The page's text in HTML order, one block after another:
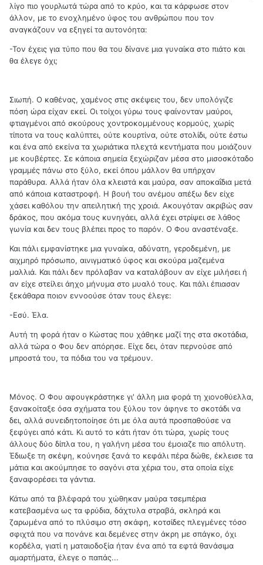
λίγο πιο γουρλωτά τώρα από το κρύο, και τα κάρφωσε στον
άλλον, με το ενοχλημένο ύφος του ανθρώπου που τον
αναγκάζουν να εξηγεί τα αυτονόητα:
-Τον έχεις για τύπο που θα του δίνανε μια γυναίκα στο πιάτο και
θα έλεγε όχι;
Σιωπή. Ο καθένας, χαμένος στις σκέψεις του, δεν υπολόγιζε
πόση ώρα είχαν εκεί. Οι τοίχοι γύρω τους φαίνονταν μαύροι,
φτιαγμένοι από σκούρους χοντροκομμένους κορμούς, χωρίς
τίποτα να τους καλύπτει, ούτε κουρτίνα, ούτε στολίδι, ούτε έστω
και ένα από εκείνα τα χωριάτικα πλεχτά κεντήματα που μοιάζουν
με κουβέρτες. Σε κάποια σημεία ξεχώριζαν μέσα στο μισοσκόταδο
γραμμές πάνω στο ξύλο, εκεί όπου μάλλον θα υπήρχαν
παράθυρα. Αλλά ήταν όλα κλειστά και μαύρα, σαν αποκαΐδια μετά
από κάποια καταστροφή. Η βουή του ανέμου απέξω δεν είχε
χάσει καθόλου την απειλητική της χροιά. Ακουγόταν ακριβώς σαν
δράκος, που ακόμα τους κυνηγάει, αλλά έχει στρίψει σε λάθος
γωνία και δεν τους βλέπει προς το παρόν. Ο Φου αναστέναξε.
Και πάλι εμφανίστηκε μια γυναίκα, αδύνατη, γεροδεμένη, με
αιχμηρό πρόσωπο, αινιγματικό ύφος και σκούρα μαζεμένα
μαλλιά. Και πάλι δεν πρόλαβαν να καταλάβουν αν είχε μιλήσει ή
αν είχε στείλει άηχο μήνυμα στο μυαλό τους. Και πάλι έπιασαν
ξεκάθαρα ποιον εννοούσε όταν τους έλεγε:
-Εσύ. Έλα.
Αυτή τη φορά ήταν ο Κώστας που χάθηκε μαζί της στα σκοτάδια,
αλλά τώρα ο Φου δεν απόρησε. Είχε δει, όταν περνούσε από
μπροστά του, τα πόδια του να τρέμουν.
Μόνος. Ο Φου αφουγκράστηκε γι' άλλη μια φορά τη χιονοθύελλα,
ξανακοίταξε όσα σχήματα του ξύλου τον άφηνε το σκοτάδι να
δει, αλλά συνειδητοποίησε ότι με όλα αυτά προσπαθούσε να
ξεφύγει από κάτι. Κι αυτό το κάτι ήταν ότι τώρα, χωρίς τους
άλλους δύο δίπλα του, η γαλήνη μέσα του έμοιαζε πιο απόλυτη.
Έδιωξε τη σκέψη, κούνησε ξανά το κεφάλι πέρα δώθε, έκλεισε τα
μάτια και ακούμπησε το σαγόνι στα χέρια του, στα οποία είχε
ξαναφορέσει τα γάντια.
Κάτω από τα βλέφαρά του χώθηκαν μαύρα τσεμπέρια
κατεβασμένα ως τα φρύδια, δάχτυλα στραβά, σκληρά και
ζαρωμένα από το πλύσιμο στη σκάφη, κοτσίδες πλεγμένες τόσο
σφιχτά που να πονάνε και δεμένες στην άκρη με σπάγκο, όχι
κορδέλα, γιατί η ματαιοδοξία ήταν ένα από τα εφτά θανάσιμα
αμαρτήματα, έλεγε ο παπάς...